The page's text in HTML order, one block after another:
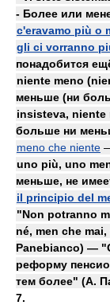
- Более или
c'eravamo più o
gli ci vorranno
понадобится
niente meno
меньше (ни
insisteva, niente
больше ни
meno che niente
uno più, uno
меньше, не
il principio del
"Non potranno
né, men che
Panebianco) —
реформу
тем более" (А.
7.